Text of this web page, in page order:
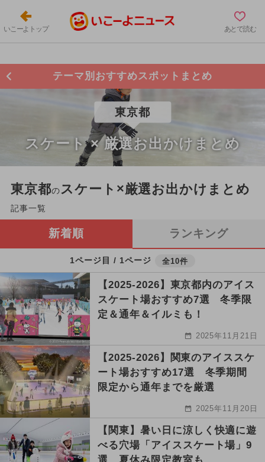
いこーよトップ あとで読む
テーマ別おすすめスポットまとめ
東京都
スケート × 厳選お出かけまとめ
東京都のスケート×厳選お出かけまとめ
記事一覧
新着順 ランキング
1ページ目 / 1ページ 全10件
【2025-2026】東京都内のアイス
スケート場おすすめ7選 冬季限
定＆通年＆イルミも！
2025年11月21日
【2025-2026】関東のアイススケ
ート場おすすめ17選 冬季期間
限定から通年までを厳選
2025年11月20日
【関東】暑い日に涼しく快適に遊
べる穴場「アイススケート場」9